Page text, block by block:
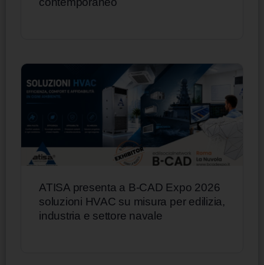
ATISA presenta a B-CAD Expo 2026
soluzioni HVAC su misura per edilizia,
industria e settore navale